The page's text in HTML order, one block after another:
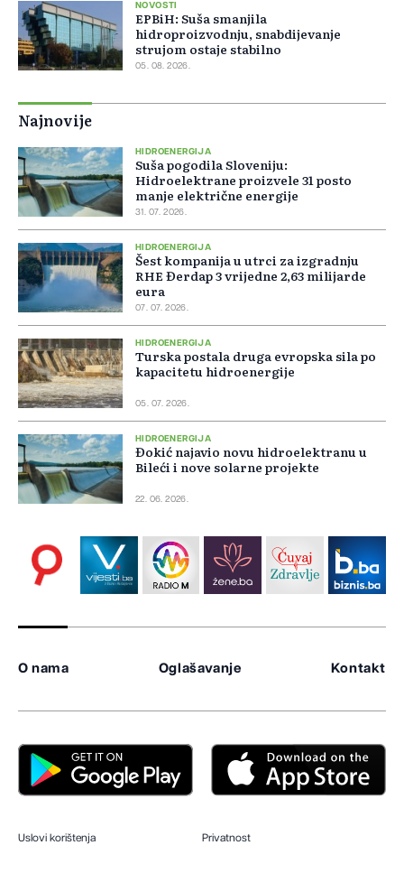
NOVOSTI
EPBiH: Suša smanjila
hidroproizvodnju, snabdijevanje
strujom ostaje stabilno
05. 08. 2026.
Najnovije
HIDROENERGIJA
Suša pogodila Sloveniju:
Hidroelektrane proizvele 31 posto
manje električne energije
31. 07. 2026.
HIDROENERGIJA
Šest kompanija u utrci za izgradnju
RHE Đerdap 3 vrijedne 2,63 milijarde
eura
07. 07. 2026.
HIDROENERGIJA
Turska postala druga evropska sila po
kapacitetu hidroenergije
05. 07. 2026.
HIDROENERGIJA
Đokić najavio novu hidroelektranu u
Bileći i nove solarne projekte
22. 06. 2026.
O nama Oglašavanje Kontakt
Uslovi korištenja Privatnost